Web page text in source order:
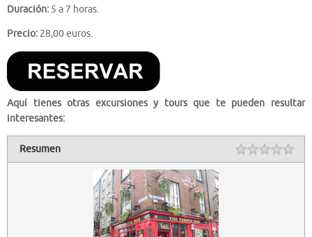
Duración: 5 a 7 horas.
Precio: 28,00 euros.
Aquí tienes otras excursiones y tours que te pueden resultar
interesantes:
Resumen